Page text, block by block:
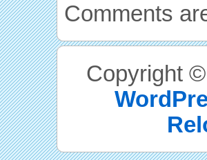
Comments
Copyright